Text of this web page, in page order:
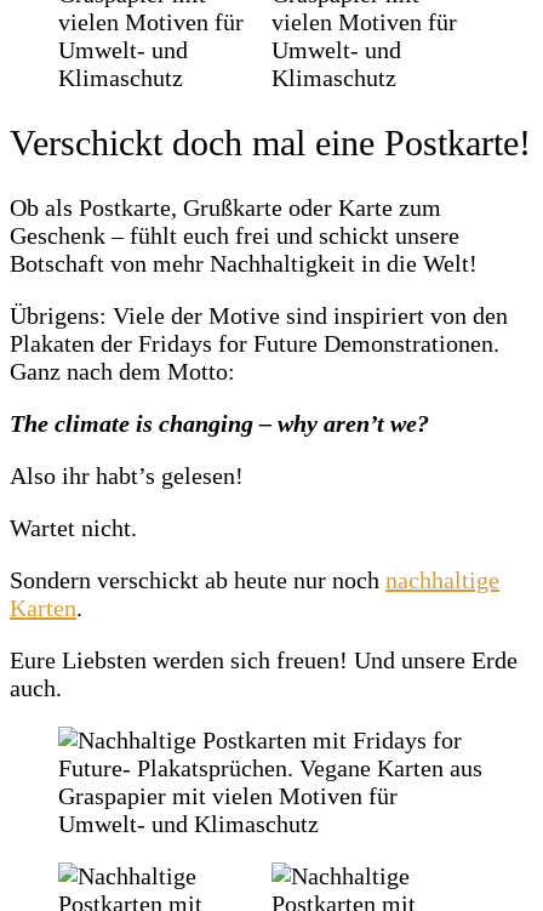
Verschickt doch mal eine Postkarte!
Ob als Postkarte, Grußkarte oder Karte zum
Geschenk – fühlt euch frei und schickt unsere
Botschaft von mehr Nachhaltigkeit in die Welt!
Übrigens: Viele der Motive sind inspiriert von den
Plakaten der Fridays for Future Demonstrationen.
Ganz nach dem Motto:
The climate is changing – why aren’t we?
Also ihr habt’s gelesen!
Wartet nicht.
Sondern verschickt ab heute nur noch nachhaltige
Karten.
Eure Liebsten werden sich freuen! Und unsere Erde
auch.